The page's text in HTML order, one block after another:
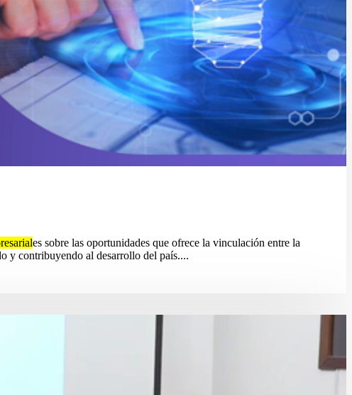
es sobre las oportunidades que ofrece la vinculación entre la
y contribuyendo al desarrollo del país....